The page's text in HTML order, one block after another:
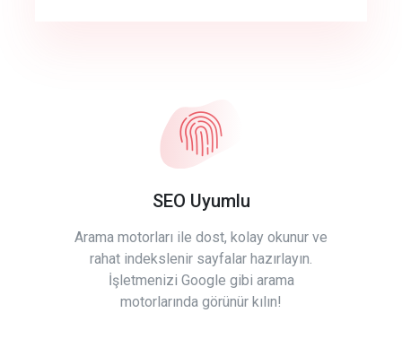
SEO Uyumlu
Arama motorları ile dost, kolay okunur ve
rahat indekslenir sayfalar hazırlayın.
İşletmenizi Google gibi arama
motorlarında görünür kılın!